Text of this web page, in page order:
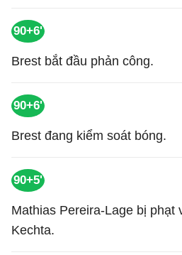
90+6'
Brest bắt đầu phản công.
90+6'
Brest đang kiểm soát bóng.
90+5'
Mathias Pereira-Lage bị phạt
Kechta.